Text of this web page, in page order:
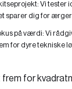
Vi tester
sparer dig for
på værdi: Vi
for dyre tekniske
frem for